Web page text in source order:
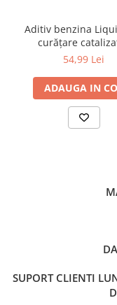
Trebuie adăugat la
de ulei. Conținutul
volumul specificat de
produsul trebuie
schimbarea uleiului.
minerale și sintetice
Nu este potrivit
Aditiv benzina
curățare
54,99 Lei
ADAUGA IN
SUPORT CLIENTI